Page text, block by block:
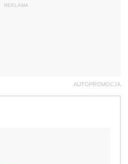
REKLAMA
AUTOPROMOCJA